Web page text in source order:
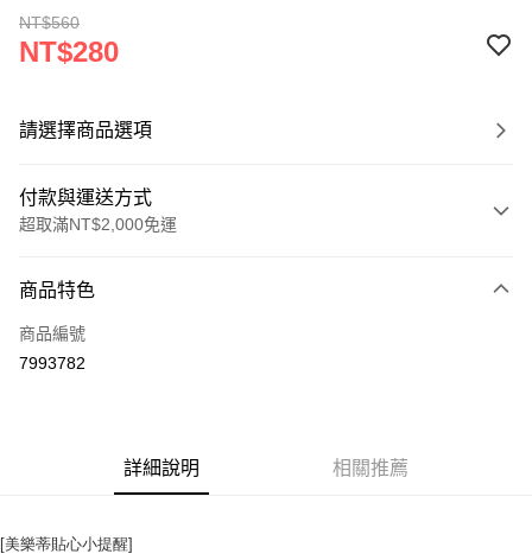
NT$560
NT$280
請選擇商品選項
付款與運送方式
超取滿NT$2,000免運
信用卡一次付款
超商取貨付款
運送方式
商品特色
商品編號
7993782
詳細說明 相關推薦
[美樂蒂貼心小提醒]